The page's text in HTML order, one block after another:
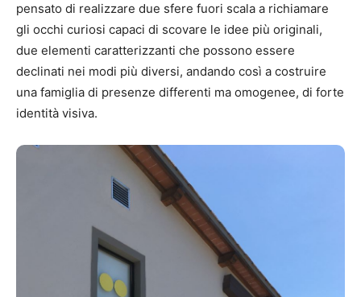
pensato di realizzare due sfere fuori scala a richiamare
gli occhi curiosi capaci di scovare le idee più originali,
due elementi caratterizzanti che possono essere
declinati nei modi più diversi, andando così a costruire
una famiglia di presenze differenti ma omogenee, di forte
identità visiva.